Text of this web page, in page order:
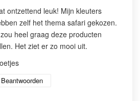
ontzettend leuk! Mijn kleuters
zelf het thema safari gekozen.
heel graag deze producten
Het ziet er zo mooi uit.
Beantwoorden